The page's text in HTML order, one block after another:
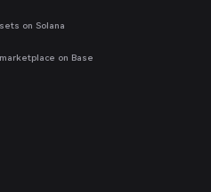
on Solana
on Base